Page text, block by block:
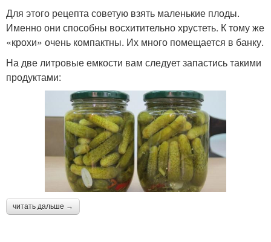
Для этого рецепта советую взять маленькие плоды.
Именно они способны восхитительно хрустеть. К тому же
«крохи» очень компактны. Их много помещается в банку.
На две литровые емкости вам следует запастись такими
продуктами:
читать дальше →